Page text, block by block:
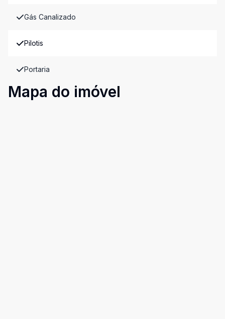
Gás Canalizado
Pilotis
Portaria
Mapa do imóvel